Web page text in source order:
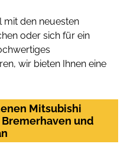
mit den neuesten
oder sich für ein
wir bieten Ihnen eine
Mitsubishi
und